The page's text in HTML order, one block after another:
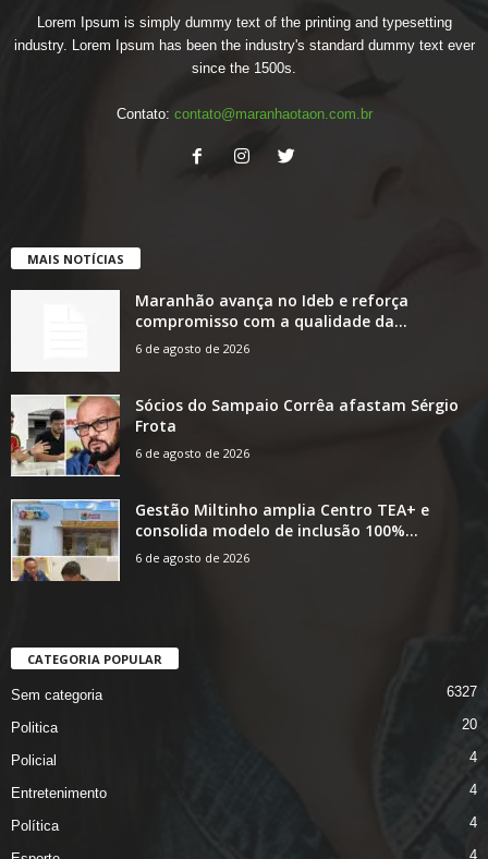
Lorem Ipsum is simply dummy text of the printing and typesetting
industry. Lorem Ipsum has been the industry's standard dummy text ever
since the 1500s.
Contato: contato@maranhaotaon.com.br
MAIS NOTÍCIAS
Maranhão avança no Ideb e reforça
compromisso com a qualidade da...
6 de agosto de 2026
Sócios do Sampaio Corrêa afastam Sérgio
Frota
6 de agosto de 2026
Gestão Miltinho amplia Centro TEA+ e
consolida modelo de inclusão 100%...
6 de agosto de 2026
CATEGORIA POPULAR
Sem categoria 6327
Politica 20
Policial 4
Entretenimento 4
Política 4
4